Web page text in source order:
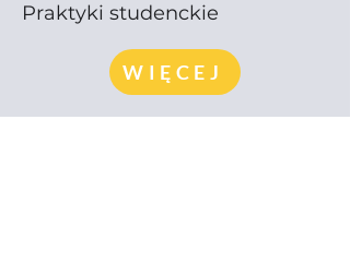
Praktyki studenckie
WIĘCEJ